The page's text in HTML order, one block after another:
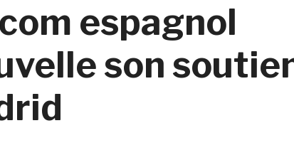
espagnol
son